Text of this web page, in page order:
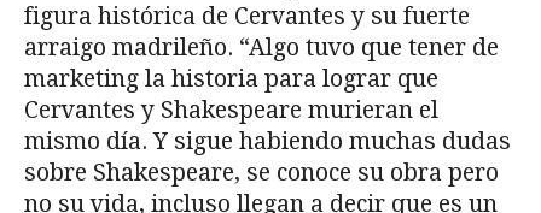
figura histórica de Cervantes y su fuerte
arraigo madrileño. “Algo tuvo que tener de
marketing la historia para lograr que
Cervantes y Shakespeare murieran el
mismo día. Y sigue habiendo muchas dudas
sobre Shakespeare, se conoce su obra pero
no su vida, incluso llegan a decir que es un